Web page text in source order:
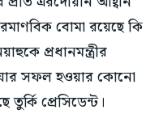
বোমা রয়েছে কি
প্রধানমন্ত্রীর
যার সফল হওয়ার কোনো
তুর্কি প্রেসিডেন্ট।